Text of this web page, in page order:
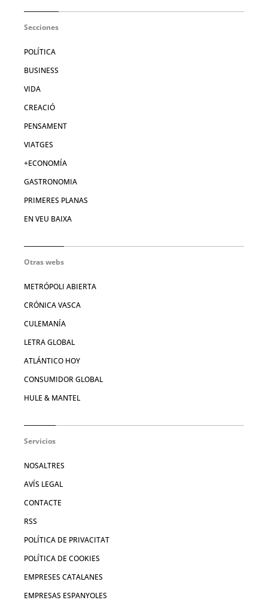
Secciones
POLÍTICA
BUSINESS
VIDA
CREACIÓ
PENSAMENT
VIATGES
+ECONOMÍA
GASTRONOMIA
PRIMERES PLANAS
EN VEU BAIXA
Otras webs
METRÓPOLI ABIERTA
CRÓNICA VASCA
CULEMANÍA
LETRA GLOBAL
ATLÁNTICO HOY
CONSUMIDOR GLOBAL
HULE & MANTEL
Servicios
NOSALTRES
AVÍS LEGAL
CONTACTE
RSS
POLÍTICA DE PRIVACITAT
POLÍTICA DE COOKIES
EMPRESES CATALANES
EMPRESAS ESPANYOLES